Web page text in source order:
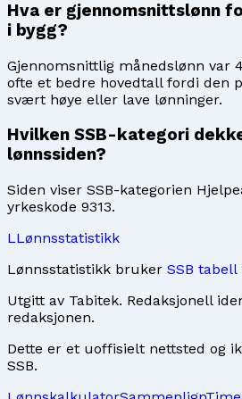
Hva er gjennomsnittslønn
i bygg?
Gjennomsnittlig månedslønn var
ofte et bedre hovedtall fordi den
svært høye eller lave lønninger.
Hvilken SSB-kategori
lønnssiden?
Siden viser SSB-kategorien
yrkeskode 9313.
LLønnsstatistikk
Lønnsstatistikk bruker SSB tabell
Utgitt av Tabitek. Redaksjonell
redaksjonen.
Dette er et uoffisielt nettsted og
SSB.